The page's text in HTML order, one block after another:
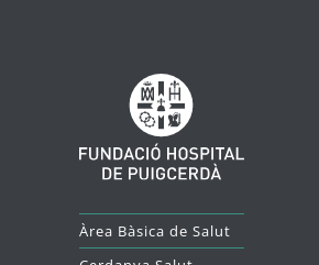
Àrea Bàsica de Salut